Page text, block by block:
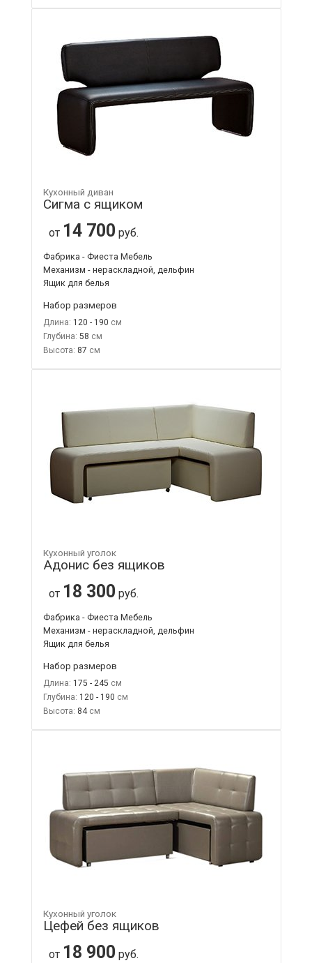
Кухонный диван
Сигма с ящиком
от 14 700 руб.
Фабрика - Фиеста Мебель
Механизм - нераскладной, дельфин
Ящик для белья
Набор размеров
Длина: 120 - 190
Глубина: 58
Высота: 87
Кухонный уголок
Адонис без ящиков
от 18 300 руб.
Фабрика - Фиеста Мебель
Механизм - нераскладной, дельфин
Ящик для белья
Набор размеров
Длина: 175 - 245
Глубина: 120 - 190
Высота: 84
Кухонный уголок
Цефей без ящиков
от 18 900 руб.